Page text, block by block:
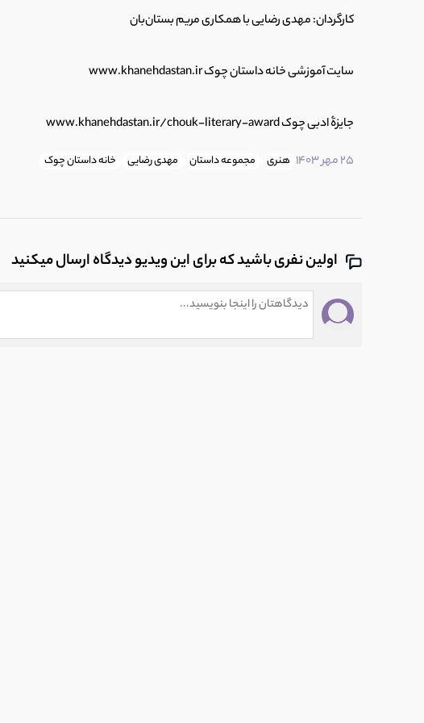
کارگردان: مهدی رضایی با همکاری مریم بستان‌بان
سایت آموزشی خانه داستان چوک www.khanehdastan.ir
جایزۀ ادبی چوک www.khanehdastan.ir/chouk-literary-award
25 مهر 1403
هنری مجموعه داستان مهدی رضایی خانه داستان چوک
اولین نفری باشید که برای این ویدیو دیدگاه ارسال میکنید